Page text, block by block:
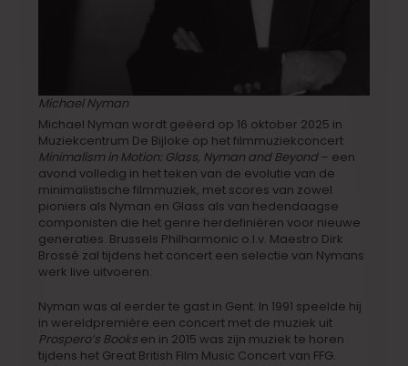
Michael Nyman
Michael Nyman wordt geëerd op 16 oktober 2025 in
Muziekcentrum De Bijloke op het filmmuziekconcert
Minimalism in Motion: Glass, Nyman and Beyond– een
avond volledig in het teken van de evolutie van de
minimalistische filmmuziek, met scores van zowel
pioniers als Nyman en Glass als van hedendaagse
componisten die het genre herdefiniëren voor nieuwe
generaties. Brussels Philharmonic o.l.v. Maestro Dirk
Brossé zal tijdens het concert een selectie van Nymans
werk live uitvoeren.
Nyman was al eerder te gast in Gent. In 1991 speelde hij
in wereldpremière een concert met de muziek uit
Prospero’s Books en in 2015 was zijn muziek te horen
tijdens het Great British Film Music Concert van FFG.